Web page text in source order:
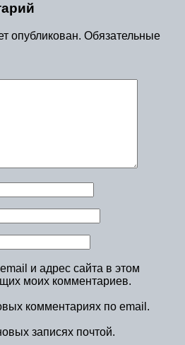
опубликован. Обязательные
и адрес сайта в этом
моих комментариев.
комментариях по email.
записях почтой.